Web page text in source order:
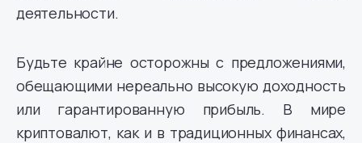
деятельности.
Будьте крайне осторожны с предложениями,
обещающими нереально высокую доходность
или гарантированную прибыль. В мире
криптовалют, как и в традиционных финансах,